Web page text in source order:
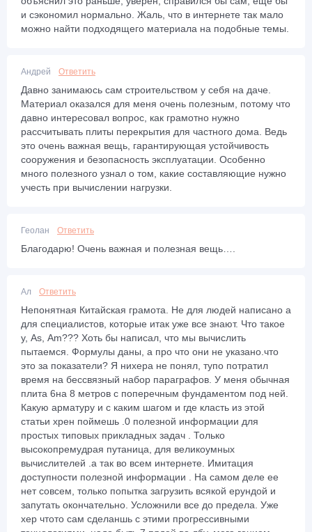
и сэкономил нормально. Жаль, что в интернете так мало
можно найти подходящего материала на подобные темы.
Андрей Ответить
Давно занимаюсь сам строительством у себя на даче.
Материал оказался для меня очень полезным, потому что
давно интересовал вопрос, как грамотно нужно
рассчитывать плиты перекрытия для частного дома. Ведь
это очень важная вещь, гарантирующая устойчивость
сооружения и безопасность эксплуатации. Особенно
много полезного узнал о том, какие составляющие нужно
учесть при вычислении нагрузки.
Геолан Ответить
Благодарю! Очень важная и полезная вещь….
Ал Ответить
Непонятная Китайская грамота. Не для людей написано а
для специалистов, которые итак уже все знают. Что такое
у, Аs, Аm??? Хоть бы написал, что мы вычислить
пытаемся. Формулы даны, а про что они не указано.что
это за показатели? Я нихера не понял, тупо потратил
время на бессвязный набор параграфов. У меня обычная
плита 6на 8 метров с поперечным фундаментом под ней.
Какую арматуру и с каким шагом и где класть из этой
статьи хрен поймешь .0 полезной информации для
простых типовых прикладных задач . Только
высокопремудрая путаница, для великоумных
вычислителей .а так во всем интернете. Имитация
доступности полезной информации . На самом деле ее
нет совсем, только попытка загрузить всякой ерундой и
запутать окончательно. Усложнили все до предела. Уже
хер чтото сам сделаншь с этими прогрессивными